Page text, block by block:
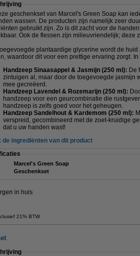
geschenkset van Marcel's Green Soap kan
wassen. De producten zijn namelijk zeer
gebruikt zijn. Zo is dit zacht voor de
Ook de flessen zijn milieuvriendelijk; deze
plantaardige glycerine wordt de
waardoor dit voor een prettige ervaring zorgt.
Handzeep Sinaasappel & Jasmijn (250 ml): De
zintuigen al, maar door de toegevoegde jasmijn
mee gecreëerd.
Handzeep Lavendel & Rozemarijn (250 ml):
handzeep voor een geurcombinatie die
handzeep is zelfs goed voor het geheugen.
Handzeep Sandelhout & Kardemom (250 ml):
verspreid, gecombineerd met de zoet-kruidige
dat u uw handen wast!
de ingrediënten van dit product
Marcel's Green Soap
Geschenkset
in huis
21% BTW